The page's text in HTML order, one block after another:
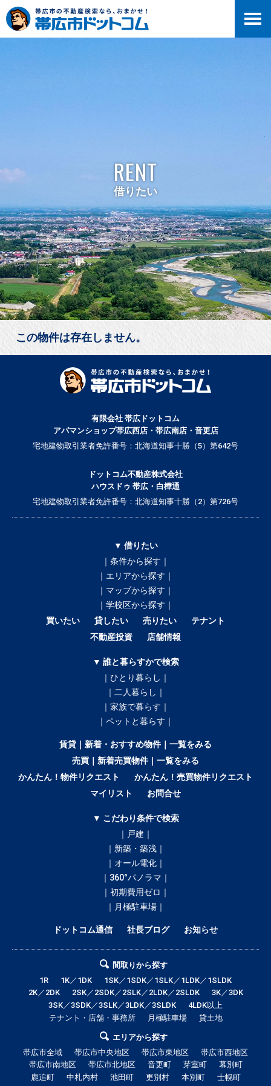
RENT
借りたい
この物件は存在しません。
有限会社 帯広ドットコム
アパマンショップ帯広西店・帯広南店・音更店
宅地建物取引業者免許番号：北海道知事十勝（5）第642号
ドットコム不動産株式会社
ハウスドゥ 帯広・白樺通
宅地建物取引業者免許番号：北海道知事十勝（2）第726号
▼ 借りたい
｜条件から探す｜
｜エリアから探す｜
｜マップから探す｜
｜学校区から探す｜
買いたい
貸したい 売りたい
テナント
不動産投資
店舗情報
▼ 誰と暮らすかで検索
｜ひとり暮らし｜
｜二人暮らし｜
｜家族で暮らす｜
｜ペットと暮らす｜
賃貸｜新着・おすすめ物件｜一覧をみる
売買｜新着売買物件｜一覧をみる
かんたん！物件リクエスト
かんたん！売買物件リクエスト
マイリスト
お問合せ
▼ こだわり条件で検索
｜戸建｜
｜新築・築浅｜
｜オール電化｜
｜360°パノラマ｜
｜初期費用ゼロ｜
｜月極駐車場｜
ドットコム通信 社長ブログ お知らせ
間取りから探す
1R
1K／1DK
1SK／1SDK／1SLK／1LDK／1SLDK
2K／2DK
2SK／2SDK／2SLK／2LDK／2SLDK
3K／3DK
3SK／3SDK／3SLK／3LDK／3SLDK
4LDK以上
テナント・店舗・事務所
月極駐車場 貸土地
エリアから探す
帯広市全域
帯広市中央地区 帯広市東地区
帯広市西地区
帯広市南地区
帯広市北地区 音更町 芽室町
幕別町
鹿追町
中札内村 池田町 更別村 本別町
士幌町